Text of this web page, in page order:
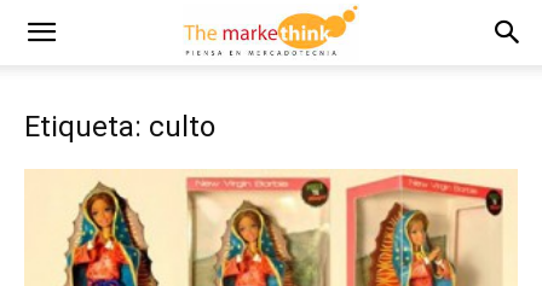
Etiqueta: culto